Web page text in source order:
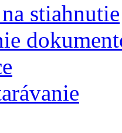
stiahnutie